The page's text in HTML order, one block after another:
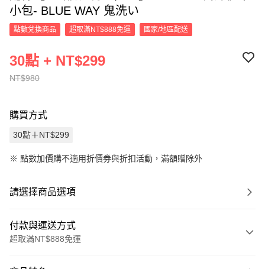
小包- BLUE WAY 鬼洗い
點數兌換商品 超取滿NT$888免運 國家/地區配送
NT$980
30點 + NT$299
購買方式
30點＋NT$299
※ 點數加價購不適用折價券與折扣活動，滿額贈除外
請選擇商品選項
付款與運送方式
超取滿NT$888免運